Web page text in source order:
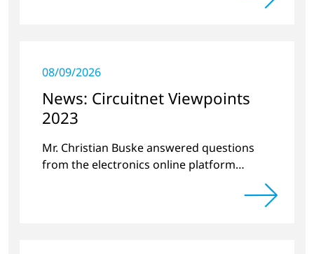
08/09/2026
News: Circuitnet Viewpoints
2023
Mr. Christian Buske answered questions
from the electronics online platform
Circuitnet regarding a review of 2022 and a